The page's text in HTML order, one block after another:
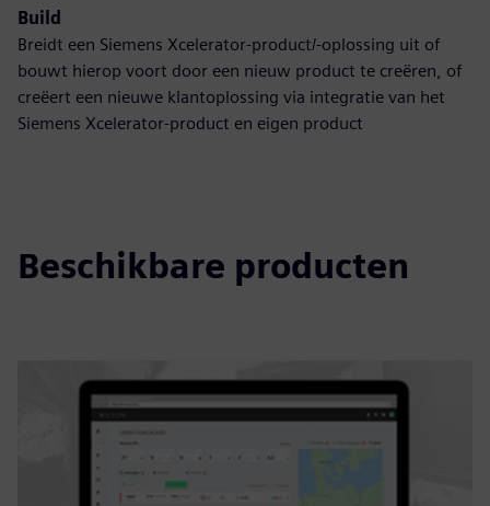
Build
Breidt een Siemens Xcelerator-product/-oplossing uit of
bouwt hierop voort door een nieuw product te creëren, of
creëert een nieuwe klantoplossing via integratie van het
Siemens Xcelerator-product en eigen product
Beschikbare producten